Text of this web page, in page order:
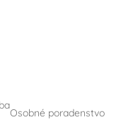
Osobné poradenstvo